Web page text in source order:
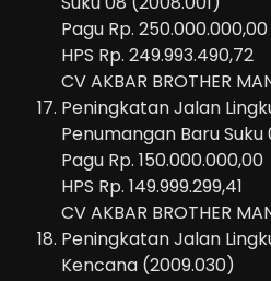
Pagu Rp. 250.000.000,00
HPS Rp. 249.993.490,72
CV AKBAR BROTHER
Peningkatan Jalan
Penumangan Baru
Pagu Rp. 150.000.000,00
HPS Rp. 149.999.299,41
CV AKBAR BROTHER
Peningkatan Jalan
Kencana (2009.030)